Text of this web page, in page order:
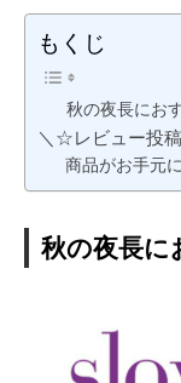
もくじ
秋の夜長にお
＼☆レビュー投
商品がお手元
秋の夜長に